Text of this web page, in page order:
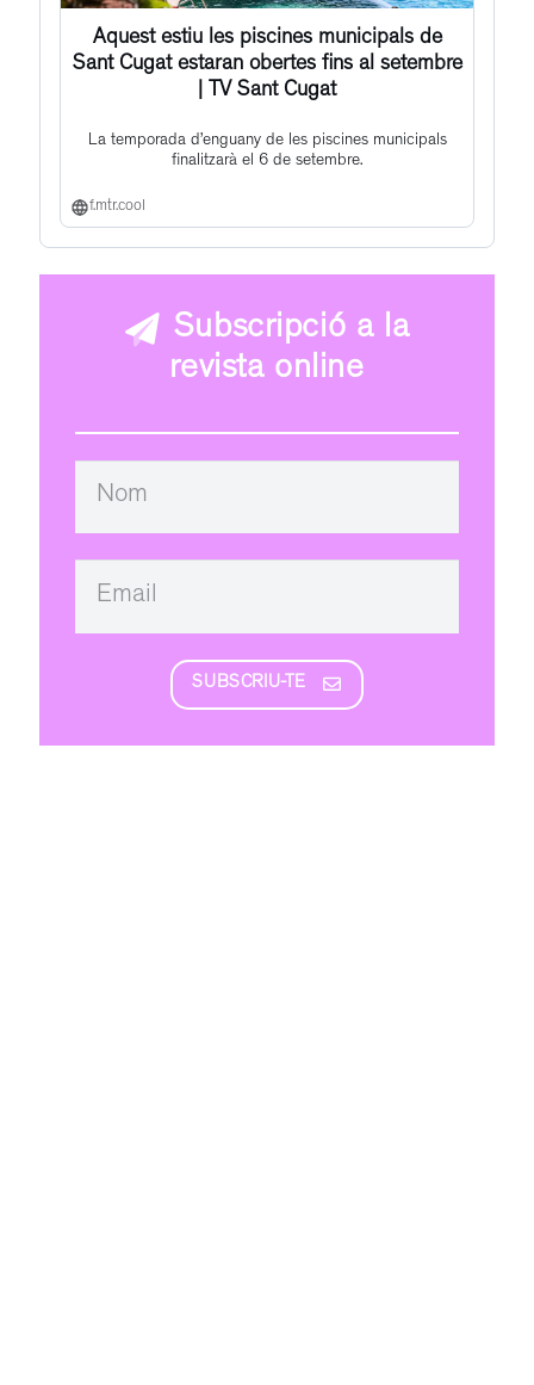
Aquest estiu les piscines municipals de
Sant Cugat estaran obertes fins al setembre
| TV Sant Cugat
La temporada d’enguany de les piscines municipals
finalitzarà el 6 de setembre.
f.mtr.cool
Subscripció a la
revista online
SUBSCRIU-TE